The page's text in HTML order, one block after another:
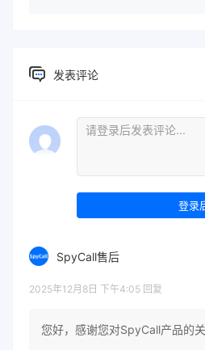
发表评论
登录
SpyCall售后
2025年12月8日 下午4:05 回复
您好，感谢您对SpyCall产品的关